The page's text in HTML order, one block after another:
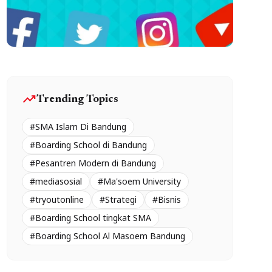
trending_upTrending Topics
#SMA Islam Di Bandung
#Boarding School di Bandung
#Pesantren Modern di Bandung
#mediasosial
#Ma'soem University
#tryoutonline
#Strategi
#Bisnis
#Boarding School tingkat SMA
#Boarding School Al Masoem Bandung